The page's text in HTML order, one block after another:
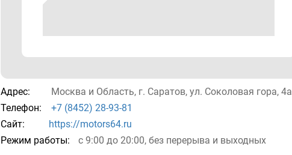
Адрес:
Москва и Область, г. Саратов, ул. Соколовая гора, 4а
Телефон:
+7 (8452) 28-93-81
Сайт:
https://motors64.ru
Режим работы:
с 9:00 до 20:00, без перерыва и выходных